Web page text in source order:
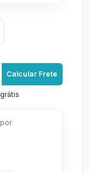
Calcular Frete